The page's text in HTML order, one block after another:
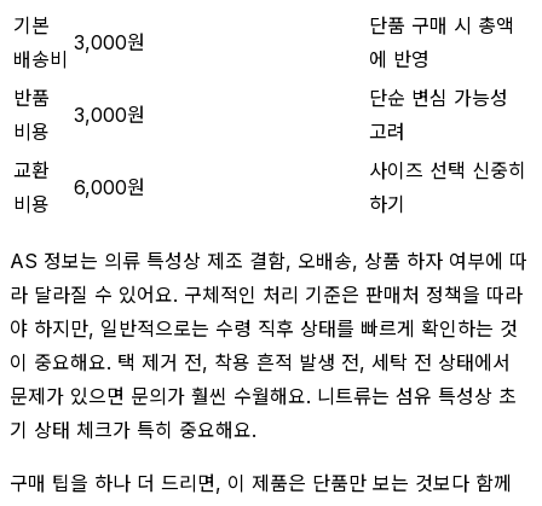
기본
배송비
3,000원
단품 구매 시 총액
에 반영
반품
비용
3,000원
단순 변심 가능성
고려
교환
비용
6,000원
사이즈 선택 신중히
하기
AS 정보는 의류 특성상 제조 결함, 오배송, 상품 하자 여부에 따
라 달라질 수 있어요. 구체적인 처리 기준은 판매처 정책을 따라
야 하지만, 일반적으로는 수령 직후 상태를 빠르게 확인하는 것
이 중요해요. 택 제거 전, 착용 흔적 발생 전, 세탁 전 상태에서
문제가 있으면 문의가 훨씬 수월해요. 니트류는 섬유 특성상 초
기 상태 체크가 특히 중요해요.
구매 팁을 하나 더 드리면, 이 제품은 단품만 보는 것보다 함께